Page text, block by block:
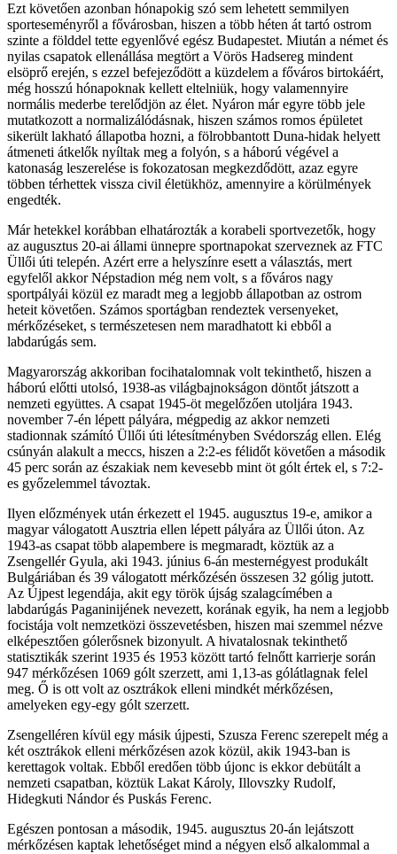
Ezt követően azonban hónapokig szó sem lehetett semmilyen
sporteseményről a fővárosban, hiszen a több héten át tartó ostrom
szinte a földdel tette egyenlővé egész Budapestet. Miután a német és
nyilas csapatok ellenállása megtört a Vörös Hadsereg mindent
elsöprő erején, s ezzel befejeződött a küzdelem a főváros birtokáért,
még hosszú hónapoknak kellett eltelniük, hogy valamennyire
normális mederbe terelődjön az élet. Nyáron már egyre több jele
mutatkozott a normalizálódásnak, hiszen számos romos épületet
sikerült lakható állapotba hozni, a fölrobbantott Duna-hidak helyett
átmeneti átkelők nyíltak meg a folyón, s a háború végével a
katonaság leszerelése is fokozatosan megkezdődött, azaz egyre
többen térhettek vissza civil életükhöz, amennyire a körülmények
engedték.
Már hetekkel korábban elhatározták a korabeli sportvezetők, hogy
az augusztus 20-ai állami ünnepre sportnapokat szerveznek az FTC
Üllői úti telepén. Azért erre a helyszínre esett a választás, mert
egyfelől akkor Népstadion még nem volt, s a főváros nagy
sportpályái közül ez maradt meg a legjobb állapotban az ostrom
heteit követően. Számos sportágban rendeztek versenyeket,
mérkőzéseket, s természetesen nem maradhatott ki ebből a
labdarúgás sem.
Magyarország akkoriban focihatalomnak volt tekinthető, hiszen a
háború előtti utolsó, 1938-as világbajnokságon döntőt játszott a
nemzeti együttes. A csapat 1945-öt megelőzően utoljára 1943.
november 7-én lépett pályára, mégpedig az akkor nemzeti
stadionnak számító Üllői úti létesítményben Svédország ellen. Elég
csúnyán alakult a meccs, hiszen a 2:2-es félidőt követően a második
45 perc során az északiak nem kevesebb mint öt gólt értek el, s 7:2-
es győzelemmel távoztak.
Ilyen előzmények után érkezett el 1945. augusztus 19-e, amikor a
magyar válogatott Ausztria ellen lépett pályára az Üllői úton. Az
1943-as csapat több alapembere is megmaradt, köztük az a
Zsengellér Gyula, aki 1943. június 6-án mesternégyest produkált
Bulgáriában és 39 válogatott mérkőzésén összesen 32 gólig jutott.
Az Újpest legendája, akit egy török újság szalagcímében a
labdarúgás Paganinijének nevezett, korának egyik, ha nem a legjobb
focistája volt nemzetközi összevetésben, hiszen mai szemmel nézve
elképesztően gólerősnek bizonyult. A hivatalosnak tekinthető
statisztikák szerint 1935 és 1953 között tartó felnőtt karrierje során
947 mérkőzésen 1069 gólt szerzett, ami 1,13-as gólátlagnak felel
meg. Ő is ott volt az osztrákok elleni mindkét mérkőzésen,
amelyeken egy-egy gólt szerzett.
Zsengelléren kívül egy másik újpesti, Szusza Ferenc szerepelt még a
két osztrákok elleni mérkőzésen azok közül, akik 1943-ban is
kerettagok voltak. Ebből eredően több újonc is ekkor debütált a
nemzeti csapatban, köztük Lakat Károly, Illovszky Rudolf,
Hidegkuti Nándor és Puskás Ferenc.
Egészen pontosan a második, 1945. augusztus 20-án lejátszott
mérkőzésen kaptak lehetőséget mind a négyen első alkalommal a